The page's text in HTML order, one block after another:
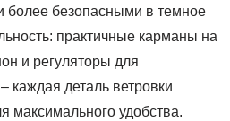
более безопасными в темное
практичные карманы на
и регуляторы для
каждая деталь ветровки
максимального удобства.